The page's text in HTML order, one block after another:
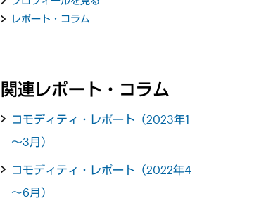
レポート・コラム
関連レポート・コラム
コモディティ・レポート（2023年1
～3月）
コモディティ・レポート（2022年4
～6月）